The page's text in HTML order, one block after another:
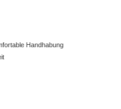
Handhabung